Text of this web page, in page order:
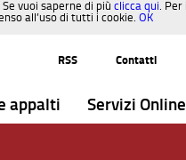
vuoi saperne di più clicca qui. Per
all’uso di tutti i cookie. OK
RSS Contatti
appalti Servizi Online